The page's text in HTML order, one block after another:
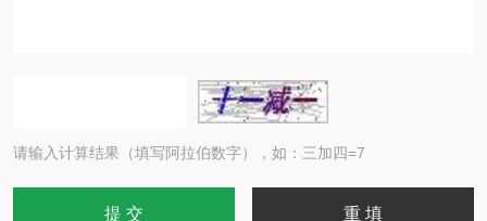
请输入计算结果（填写阿拉伯数字），如：三加四=7